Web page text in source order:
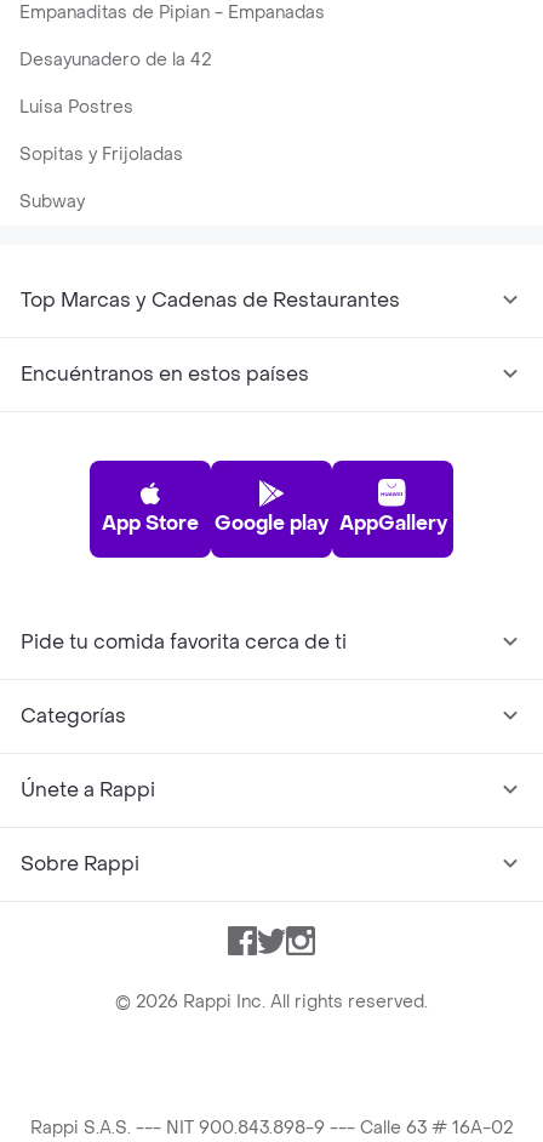
Empanaditas de Pipian - Empanadas
Desayunadero de la 42
Luisa Postres
Sopitas y Frijoladas
Subway
Top Marcas y Cadenas de Restaurantes
Encuéntranos en estos países
App Store Google play AppGallery
Pide tu comida favorita cerca de ti
Categorías
Únete a Rappi
Sobre Rappi
Facebook
TwitterInstagram
© 2026 Rappi Inc. All rights reserved.
Rappi S.A.S. --- NIT 900.843.898-9 --- Calle 63 # 16A-02